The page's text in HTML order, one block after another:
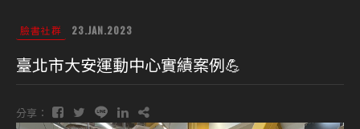
臉書社群 23.JAN.2023
臺北市大安運動中心實績案例💪
分享：